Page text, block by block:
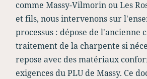
comme Massy-Vilmorin ou Les
et fils, nous intervenons sur
processus : dépose de l'ancienne
traitement de la charpente si
repose avec des matériaux
exigences du PLU de Massy. Ce